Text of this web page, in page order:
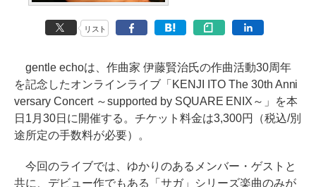
リスト
gentle echoは、作曲家 伊藤賢治氏の作曲活動30周年
を記念したオンラインライブ「KENJI ITO The 30th Anni
versary Concert ～supported by SQUARE ENIX～」を本
日1月30日に開催する。チケット料金は3,300円（税込/別
途所定の手数料が必要）。
今回のライブでは、ゆかりのあるメンバー・ゲストと
共に、デビュー作でもある「サガ」シリーズ楽曲のみが